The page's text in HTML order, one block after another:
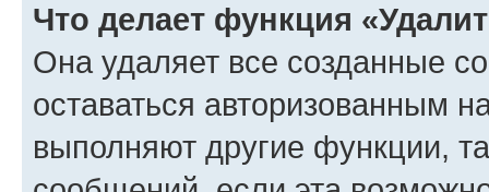
Что делает функция
Она удаляет все созданные
оставаться авторизованным
выполняют другие функции,